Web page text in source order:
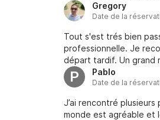
Gregory
Date de la
Tout s'est trés bien
professionnelle. Je
départ tardif. Un grand
P Pablo
Date de la
J’ai rencontré
monde est agréable et